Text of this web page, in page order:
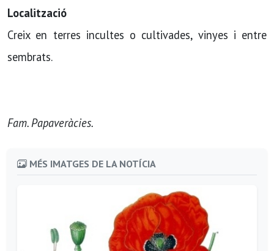
Localització
Creix en terres incultes o cultivades, vinyes i entre
sembrats.
Fam. Papaveràcies.
MÉS IMATGES DE LA NOTÍCIA